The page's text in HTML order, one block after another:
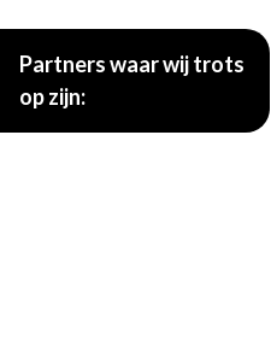
Partners waar wij trots
op zijn: